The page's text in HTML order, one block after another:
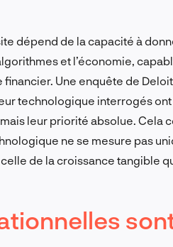
dépend de la capacité à
et l’économie,
Une enquête de
technologique interrogés
leur priorité absolue. Cela
ne se mesure pas
de la croissance tangible